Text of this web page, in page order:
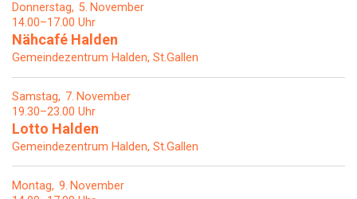
Donnerstag 5 November
14.00–17.00 Uhr
Nähcafé Halden
Gemeindezentrum Halden, St.Gallen
Samstag 7 November
19.30–23.00 Uhr
Lotto Halden
Gemeindezentrum Halden, St.Gallen
Montag 9 November